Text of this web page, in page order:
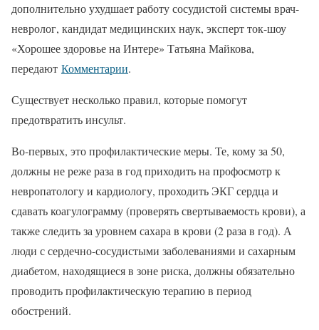
дополнительно ухудшает работу сосудистой системы врач-
невролог, кандидат медицинских наук, эксперт ток-шоу
«Хорошее здоровье на Интере» Татьяна Майкова,
передают Комментарии.
Существует несколько правил, которые помогут
предотвратить инсульт.
Во-первых, это профилактические меры. Те, кому за 50,
должны не реже раза в год приходить на профосмотр к
невропатологу и кардиологу, проходить ЭКГ сердца и
сдавать коагулограмму (проверять свертываемость крови), а
также следить за уровнем сахара в крови (2 раза в год). А
люди с сердечно-сосудистыми заболеваниями и сахарным
диабетом, находящиеся в зоне риска, должны обязательно
проводить профилактическую терапию в период
обострений.